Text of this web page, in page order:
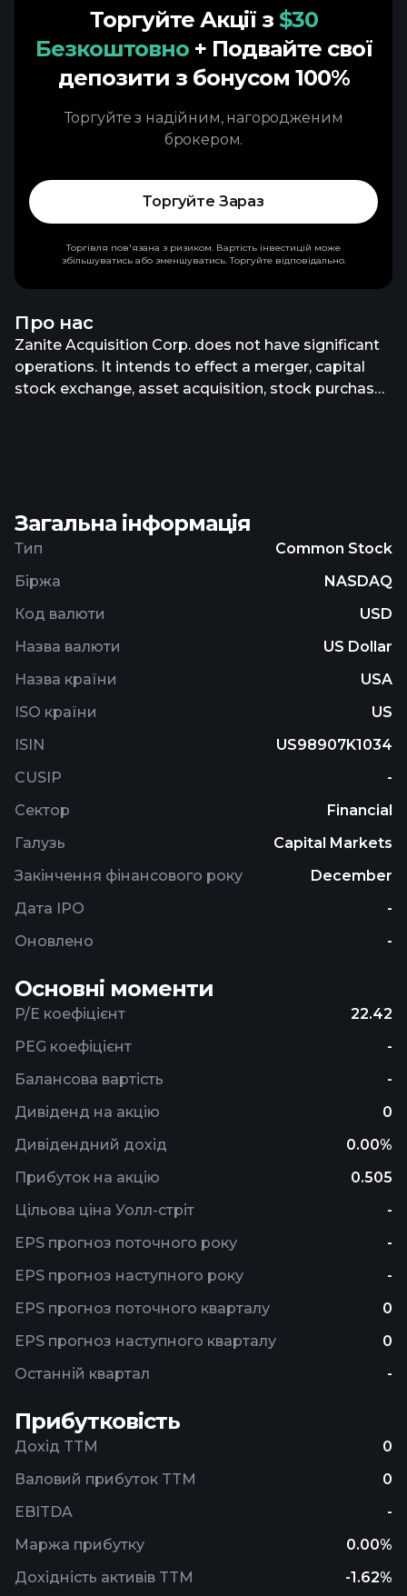
Про нас
Zanite Acquisition Corp. does not have significant
operations. It intends to effect a merger, capital
stock exchange, asset acquisition, stock purchase,
Ohio.
Загальна інформація
Тип
Common Stock
Біржа
NASDAQ
Код валюти
USD
Назва валюти
US Dollar
Назва країни
USA
ISO країни
US
ISIN
US98907K1034
CUSIP
-
Сектор
Financial
Галузь
Capital Markets
Закінчення фінансового року
December
Дата IPO
-
Оновлено
-
Основні моменти
P/E коефіцієнт
22.42
PEG коефіцієнт
-
Балансова вартість
-
Дивіденд на акцію
0
Дивідендний дохід
0.00%
Прибуток на акцію
0.505
Цільова ціна Уолл-стріт
-
EPS прогноз поточного року
-
EPS прогноз наступного року
-
EPS прогноз поточного кварталу
0
EPS прогноз наступного кварталу
0
Останній квартал
-
Прибутковість
Дохід TTM
0
Валовий прибуток TTM
0
EBITDA
-
Маржа прибутку
0.00%
Дохідність активів TTM
-1.62%
Торгуйте Акції з $30
Безкоштовно + Подвайте свої
депозити з бонусом 100%
Торгуйте з надійним, нагородженим
брокером.
Торгуйте Зараз
Торгівля пов'язана з ризиком. Вартість інвестицій може
збільшуватись або зменшуватись. Торгуйте відповідально.